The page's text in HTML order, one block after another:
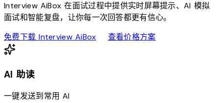
Interview AiBox 在面试过程中提供实时屏幕提示、AI 模拟
面试和智能复盘，让你每一次回答都更有信心。
免费下载 Interview AiBoxdownload查看价格方案sell
AI 助读
一键发送到常用 AI